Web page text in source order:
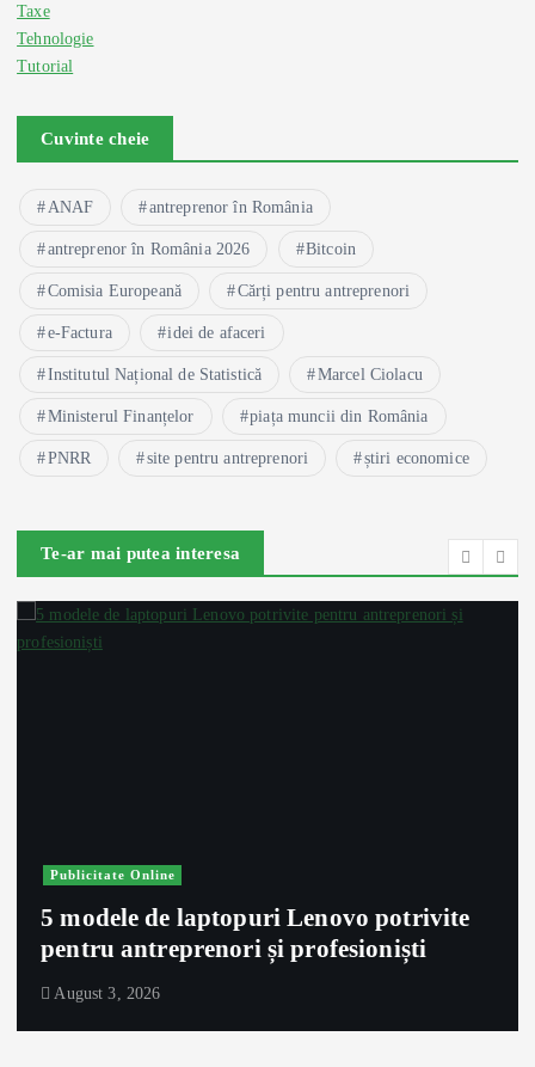
Taxe
Tehnologie
Tutorial
Cuvinte cheie
ANAF antreprenor în România
antreprenor în România 2026 Bitcoin
Comisia Europeană Cărți pentru antreprenori
e-Factura idei de afaceri
Institutul Național de Statistică Marcel Ciolacu
Ministerul Finanțelor piața muncii din România
PNRR site pentru antreprenori știri economice
Te-ar mai putea interesa
Publicitate Online
5 modele de laptopuri Lenovo potrivite
pentru antreprenori și profesioniști
August 3, 2026